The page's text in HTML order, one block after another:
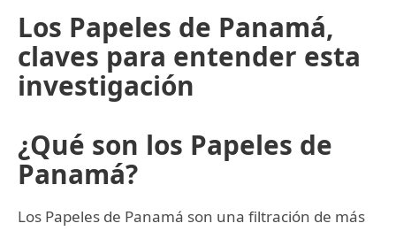
Los Papeles de Panamá,
claves para entender esta
investigación
¿Qué son los Papeles de
Panamá?
Los Papeles de Panamá son una filtración de más